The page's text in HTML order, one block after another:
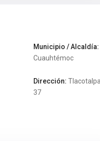
Municipio / Alcaldía:
Cuauhtémoc
Dirección:
37